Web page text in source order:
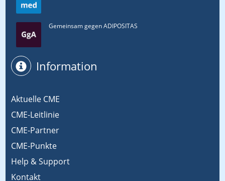
Gemeinsam gegen ADIPOSITAS
Information
Aktuelle CME
CME-Leitlinie
CME-Partner
CME-Punkte
Help & Support
Kontakt